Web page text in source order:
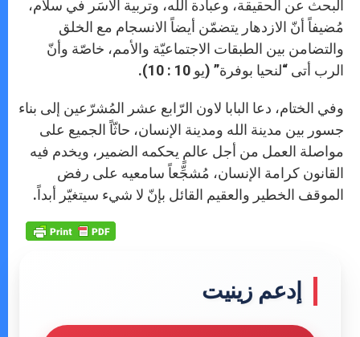
البحث عن الحقيقة، وعبادة الله، وتربية الأُسَر في سلام،
مُضيفاً أنّ الازدهار يتضمّن أيضاً الانسجام مع الخلق
والتضامن بين الطبقات الاجتماعيّة والأمم، خاصّة وأنّ
الرب أتى “لنحيا بوفرة” (يو 10 : 10).
وفي الختام، دعا البابا لاون الرّابع عشر المُشرّعين إلى بناء
جسور بين مدينة الله ومدينة الإنسان، حاثّاً الجميع على
مواصلة العمل من أجل عالمٍ يحكمه الضمير، ويخدم فيه
القانون كرامة الإنسان، مُشجِّعاً سامعيه على رفض
الموقف الخطير والعقيم القائل بإنّ لا شيء سيتغيّر أبداً.
إدعم زينيت